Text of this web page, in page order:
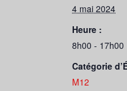
4 mai 2024
Heure :
8h00 - 17h00
Catégorie
M12